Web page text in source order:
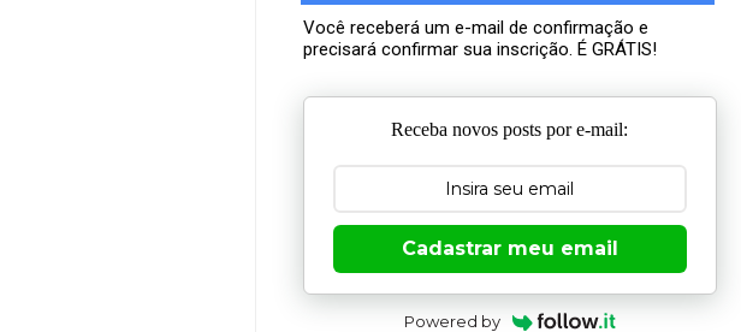
Você receberá um e-mail de confirmação e
precisará confirmar sua inscrição. É GRÁTIS!
Receba novos posts por e-mail:
Cadastrar meu email
Powered by